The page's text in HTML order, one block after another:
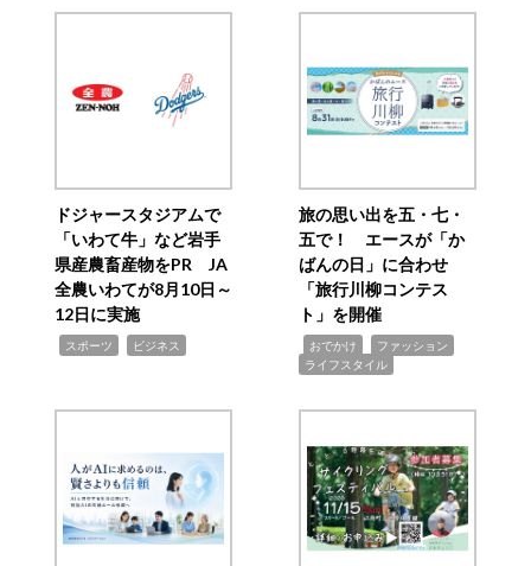
ドジャースタジアムで
「いわて牛」など岩手
県産農畜産物をPR JA
全農いわてが8月10日～
12日に実施
スポーツ ビジネス
旅の思い出を五・七・
五で！ エースが「か
ばんの日」に合わせ
「旅行川柳コンテス
ト」を開催
おでかけ ファッション
ライフスタイル